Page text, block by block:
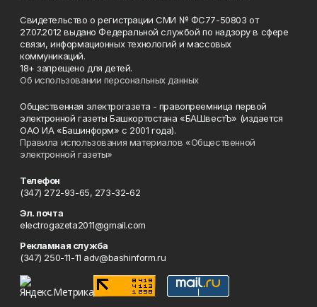
Свидетельство о регистрации СМИ № ФС77-50803 от
27.07.2012 выдано Федеральной службой по надзору в сфере
связи, информационных технологий и массовых
коммуникаций.
18+ запрещено для детей.
Об использовании персональных данных
Общественная электрогазета - правопреемница первой
электронной газеты Башкортостана «БАШвестЪ» (издается
ОАО ИА «Башинформ» с 2001 года).
Правила использования материалов «Общественной
электронной газеты»
Телефон
(347) 272-93-65, 273-32-62
Эл. почта
electrogazeta2011@gmail.com
Рекламная служба
(347) 250-11-11 adv@bashinform.ru